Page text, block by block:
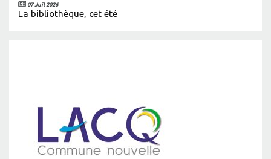
07 Juil 2026
La bibliothèque, cet été